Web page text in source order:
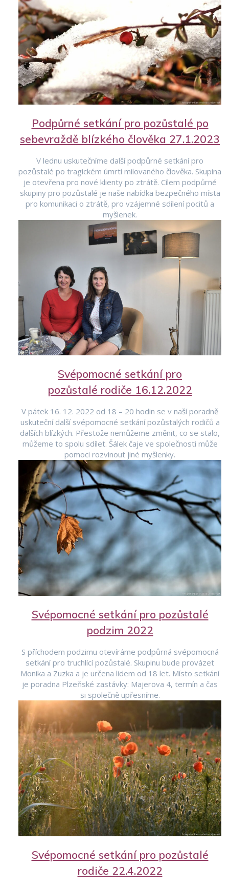
Podpůrné setkání pro pozůstalé po
sebevraždě blízkého člověka 27.1.2023
V lednu uskutečníme další podpůrné setkání pro
pozůstalé po tragickém úmrtí milovaného člověka. Skupina
je otevřena pro nové klienty po ztrátě. Cílem podpůrné
skupiny pro pozůstalé je naše nabídka bezpečného místa
pro komunikaci o ztrátě, pro vzájemné sdílení pocitů a
myšlenek.
Svépomocné setkání pro
pozůstalé rodiče 16.12.2022
V pátek 16. 12. 2022 od 18 – 20 hodin se v naší poradně
uskuteční další svépomocné setkání pozůstalých rodičů a
dalších blízkých. Přestože nemůžeme změnit, co se stalo,
můžeme to spolu sdílet. Šálek čaje ve společnosti může
pomoci rozvinout jiné myšlenky.
Svépomocné setkání pro pozůstalé
podzim 2022
S příchodem podzimu otevíráme podpůrná svépomocná
setkání pro truchlící pozůstalé. Skupinu bude provázet
Monika a Zuzka a je určena lidem od 18 let. Místo setkání
je poradna Plzeňské zastávky: Majerova 4, termín a čas
si společně upřesníme.
Svépomocné setkání pro pozůstalé
rodiče 22.4.2022